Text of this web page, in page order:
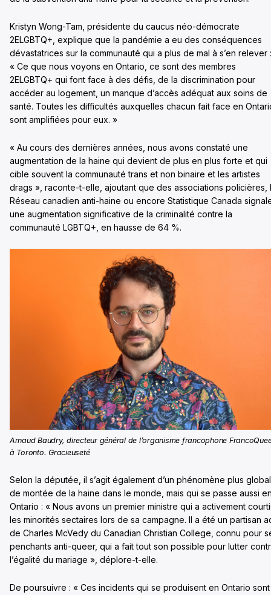
Kristyn Wong-Tam, présidente du caucus néo-démocrate
2ELGBTQ+, explique que la pandémie a eu des conséquences
dévastatrices sur la communauté qui a plus de mal à s’en relever :
« Ce que nous voyons en Ontario, ce sont des membres
2ELGBTQ+ qui font face à des défis, de la discrimination pour
accéder au logement, un manque d’accès adéquat aux soins de
santé. Toutes les difficultés auxquelles chacun fait face en
sont amplifiées pour eux. »
« Au cours des dernières années, nous avons constaté une
augmentation de la haine qui devient de plus en plus forte et qui
cible souvent la communauté trans et non binaire et les artistes
drags », raconte-t-elle, ajoutant que des associations policières,
Réseau canadien anti-haine ou encore Statistique Canada
une augmentation significative de la criminalité contre la
communauté LGBTQ+, en hausse de 64 %.
Arnaud Baudry, directeur général de l’organisme francophone
à Toronto. Gracieuseté
Selon la députée, il s’agit également d’un phénomène plus global
de montée de la haine dans le monde, mais qui se passe aussi
Ontario : « Nous avons un premier ministre qui a activement
les minorités sectaires lors de sa campagne. Il a été un partisan
de Charles McVedy du Canadian Christian College, connu pour
penchants anti-queer, qui a fait tout son possible pour lutter
l’égalité du mariage », déplore-t-elle.
De poursuivre : « Ces incidents qui se produisent en Ontario sont